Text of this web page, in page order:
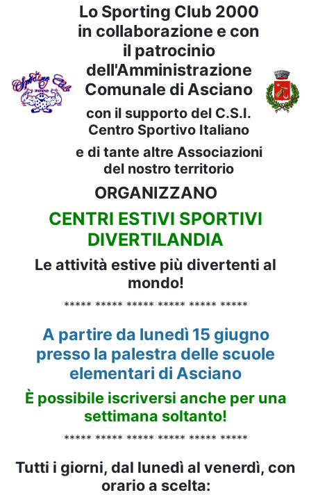
Lo Sporting Club 2000
in collaborazione e con
il patrocinio
dell'Amministrazione
Comunale di Asciano
con il supporto del C.S.I.
Centro Sportivo Italiano
e di tante altre Associazioni
del nostro territorio
ORGANIZZANO
CENTRI ESTIVI SPORTIVI
DIVERTILANDIA
Le attività estive più divertenti al
mondo!
***** ***** ***** ***** ***** *****
A partire da lunedì 15 giugno
presso la palestra delle scuole
elementari di Asciano
È possibile iscriversi anche per una
settimana soltanto!
***** ***** ***** ***** ***** *****
Tutti i giorni, dal lunedì al venerdì, con
orario a scelta: